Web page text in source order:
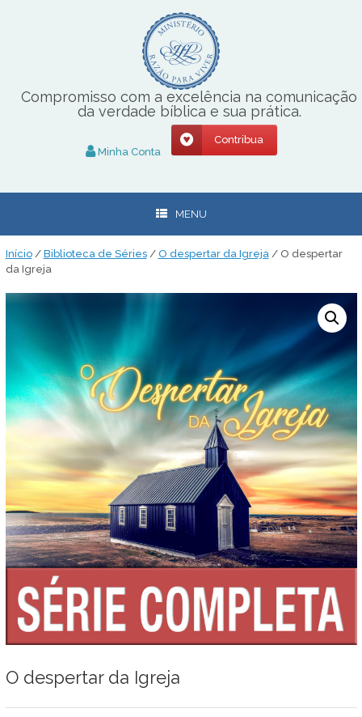
Compromisso com a excelência na comunicação
da verdade bíblica e sua prática.
Minha Conta
Contribua
MENU
Início/ Biblioteca de Séries/ O despertar da Igreja / O despertar
da Igreja
O despertar da Igreja